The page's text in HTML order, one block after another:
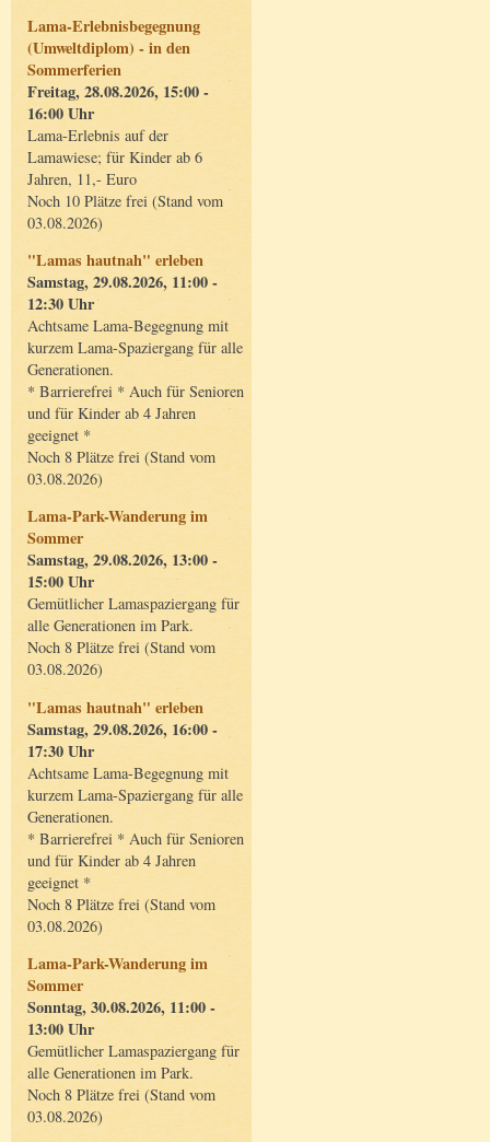
Lama-Erlebnisbegegnung
(Umweltdiplom) - in den
Sommerferien
Freitag, 28.08.2026, 15:00 -
16:00 Uhr
Lama-Erlebnis auf der
Lamawiese; für Kinder ab 6
Jahren, 11,- Euro
Noch 10 Plätze frei (Stand vom
03.08.2026)
"Lamas hautnah" erleben
Samstag, 29.08.2026, 11:00 -
12:30 Uhr
Achtsame Lama-Begegnung mit
kurzem Lama-Spaziergang für alle
Generationen.
* Barrierefrei * Auch für Senioren
und für Kinder ab 4 Jahren
geeignet *
Noch 8 Plätze frei (Stand vom
03.08.2026)
Lama-Park-Wanderung im
Sommer
Samstag, 29.08.2026, 13:00 -
15:00 Uhr
Gemütlicher Lamaspaziergang für
alle Generationen im Park.
Noch 8 Plätze frei (Stand vom
03.08.2026)
"Lamas hautnah" erleben
Samstag, 29.08.2026, 16:00 -
17:30 Uhr
Achtsame Lama-Begegnung mit
kurzem Lama-Spaziergang für alle
Generationen.
* Barrierefrei * Auch für Senioren
und für Kinder ab 4 Jahren
geeignet *
Noch 8 Plätze frei (Stand vom
03.08.2026)
Lama-Park-Wanderung im
Sommer
Sonntag, 30.08.2026, 11:00 -
13:00 Uhr
Gemütlicher Lamaspaziergang für
alle Generationen im Park.
Noch 8 Plätze frei (Stand vom
03.08.2026)